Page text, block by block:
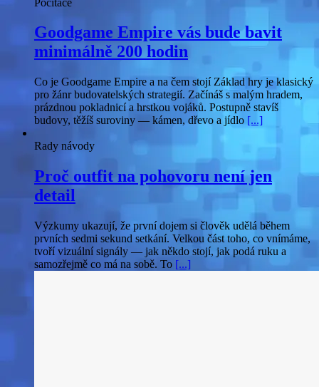
Goodgame Empire vás bude bavit
minimálně 200 hodin
Co je Goodgame Empire a na čem stojí Základ hry je klasický
pro žánr budovatelských strategií. Začínáš s malým hradem,
prázdnou pokladnicí a hrstkou vojáků. Postupně stavíš
budovy, těžíš suroviny — kámen, dřevo a jídlo [...]
Rady návody
Proč outfit na pohovoru není jen
detail
Výzkumy ukazují, že první dojem si člověk udělá během
prvních sedmi sekund setkání. Velkou část toho, co vnímáme,
tvoří vizuální signály — jak někdo stojí, jak podá ruku a
samozřejmě co má na sobě. To [...]